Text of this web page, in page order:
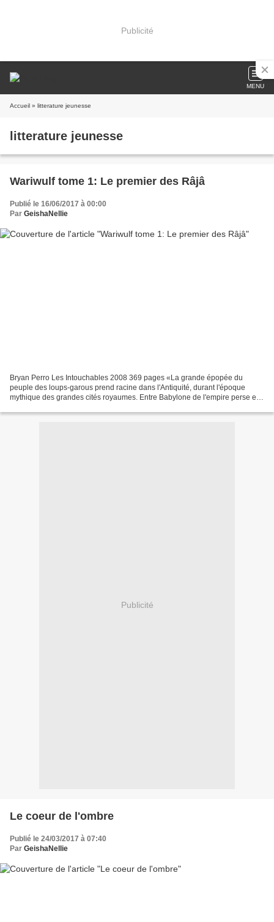
Publicité
MENU
Accueil » litterature jeunesse
litterature jeunesse
Wariwulf tome 1: Le premier des Râjâ
Publié le 16/06/2017 à 00:00
Par GeishaNellie
Bryan Perro Les Intouchables 2008 369 pages «La grande épopée du
peuple des loups-garous prend racine dans l'Antiquité, durant l'époque
mythique des grandes cités royaumes. Entre Babylone de l'empire perse et
Publicité
Le coeur de l'ombre
Publié le 24/03/2017 à 07:40
Par GeishaNellie